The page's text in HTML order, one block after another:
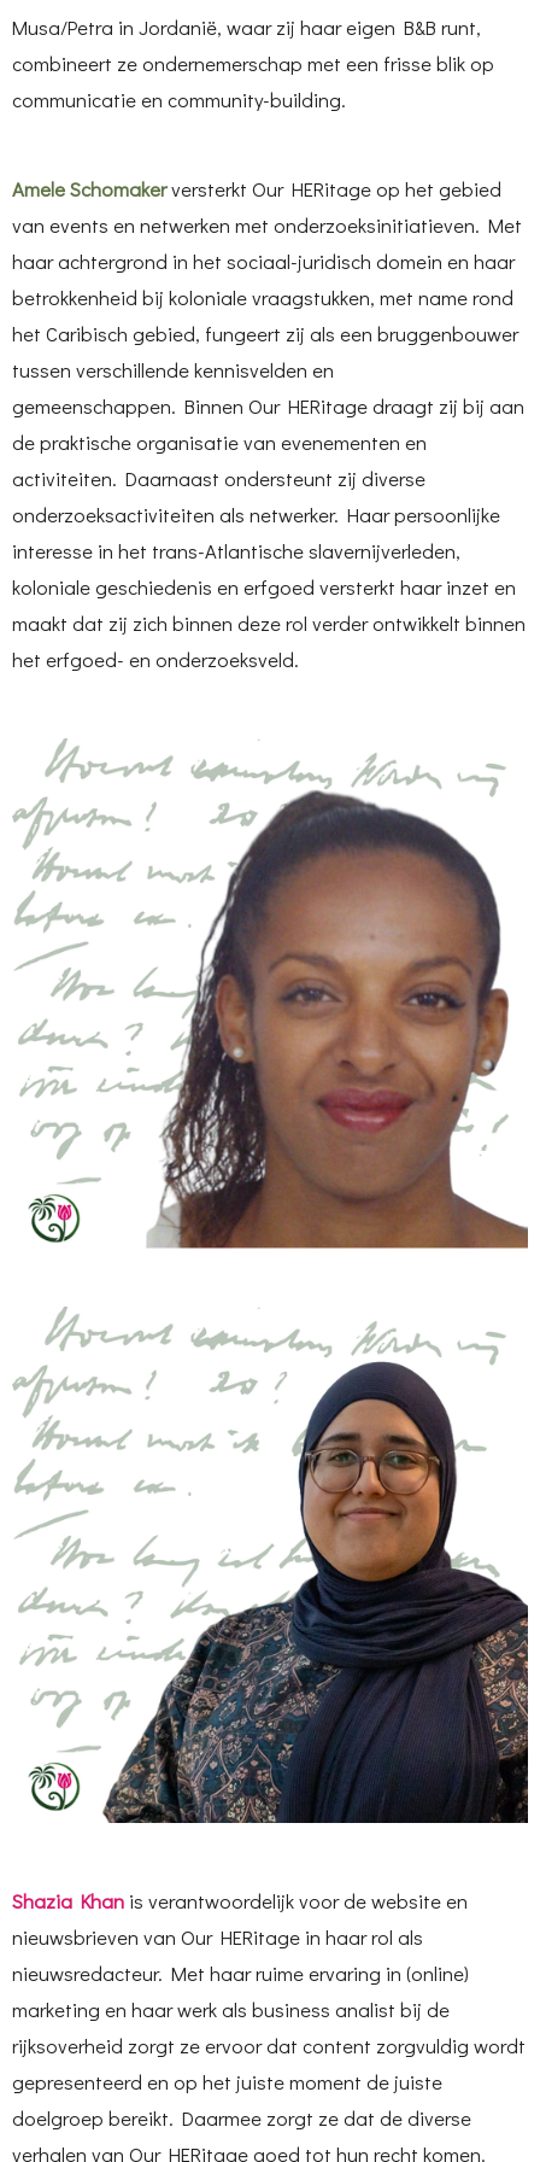
Musa/Petra in Jordanië, waar zij haar eigen B&B runt,
combineert ze ondernemerschap met een frisse blik op
communicatie en community-building.
Amele Schomakerversterkt Our HERitage op het gebied
van events en netwerken met onderzoeksinitiatieven. Met
haar achtergrond in het sociaal-juridisch domein en haar
betrokkenheid bij koloniale vraagstukken, met name rond
het Caribisch gebied, fungeert zij als een bruggenbouwer
tussen verschillende kennisvelden en
gemeenschappen. Binnen Our HERitage draagt zij bij aan
de praktische organisatie van evenementen en
activiteiten. Daarnaast ondersteunt zij diverse
onderzoeksactiviteiten als netwerker. Haar persoonlijke
interesse in het trans-Atlantische slavernijverleden,
koloniale geschiedenis en erfgoed versterkt haar inzet en
maakt dat zij zich binnen deze rol verder ontwikkelt binnen
het erfgoed- en onderzoeksveld.
Shazia Khan is verantwoordelijk voor de website en
nieuwsbrieven van Our HERitage in haar rol als
nieuwsredacteur. Met haar ruime ervaring in (online)
marketing en haar werk als business analist bij de
rijksoverheid zorgt ze ervoor dat content zorgvuldig wordt
gepresenteerd en op het juiste moment de juiste
doelgroep bereikt. Daarmee zorgt ze dat de diverse
verhalen van Our HERitage goed tot hun recht komen.